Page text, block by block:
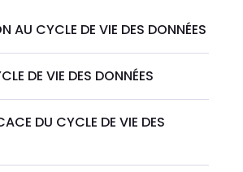
AU CYCLE DE VIE DES DONNÉES
DE VIE DES DONNÉES
DU CYCLE DE VIE DES